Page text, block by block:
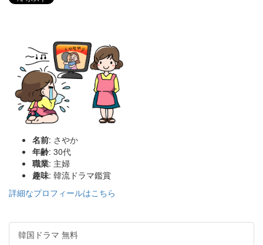
名前: さやか
年齢: 30代
職業: 主婦
趣味: 韓流ドラマ鑑賞
詳細なプロフィールはこちら
韓国ドラマ 無料